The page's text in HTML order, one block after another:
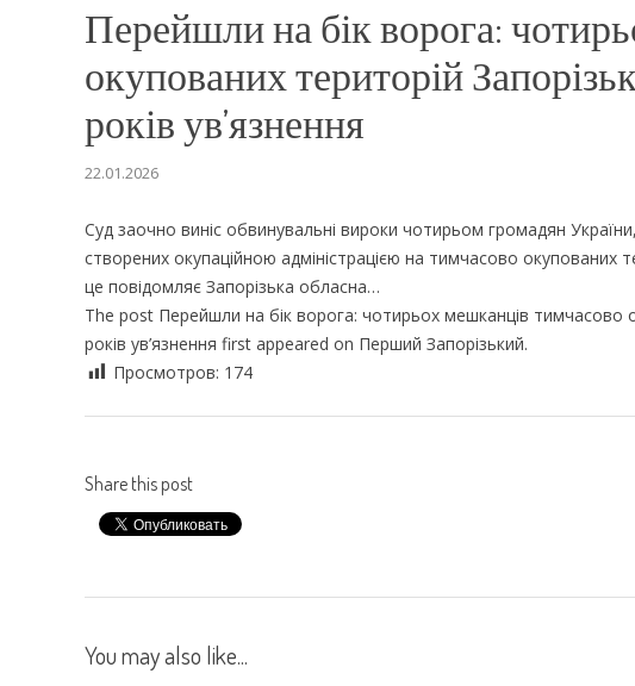
Перейшли на бік ворога:
окупованих територій
років ув’язнення
22.01.2026
Суд заочно виніс обвинувальні вироки чотирьом громадян
створених окупаційною адміністрацією на тимчасово окупованих
це повідомляє Запорізька обласна…
The post Перейшли на бік ворога: чотирьох мешканців тимчасово
років ув’язнення first appeared on Перший Запорізький.
Просмотров: 174
Share this post
You may also like...